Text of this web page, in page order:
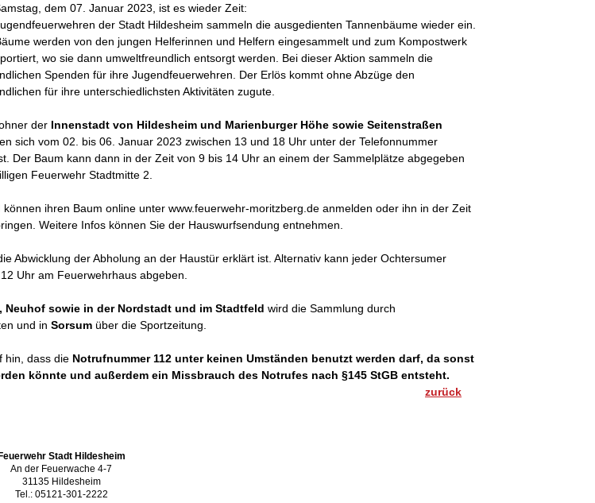
dem 07. Januar 2023, ist es wieder Zeit:
der Stadt Hildesheim sammeln die ausgedienten Tannenbäume wieder ein.
werden von den jungen Helferinnen und Helfern eingesammelt und zum Kompostwerk
wo sie dann umweltfreundlich entsorgt werden. Bei dieser Aktion sammeln die
Spenden für ihre Jugendfeuerwehren. Der Erlös kommt ohne Abzüge den
für ihre unterschiedlichsten Aktivitäten zugute.
der Innenstadt von Hildesheim und Marienburger Höhe sowie Seitenstraßen
sich vom 02. bis 06. Januar 2023 zwischen 13 und 18 Uhr unter der Telefonnummer
Der Baum kann dann in der Zeit von 9 bis 14 Uhr an einem der Sammelplätze abgegeben
Feuerwehr Stadtmitte 2.
können ihren Baum online unter www.feuerwehr-moritzberg.de anmelden oder ihn in der Zeit
Weitere Infos können Sie der Hauswurfsendung entnehmen.
Abwicklung der Abholung an der Haustür erklärt ist. Alternativ kann jeder Ochtersumer
Uhr am Feuerwehrhaus abgeben.
sowie in der Nordstadt und im Stadtfeld wird die Sammlung durch
und in Sorsum über die Sportzeitung.
hin, dass die Notrufnummer 112 unter keinen Umständen benutzt werden darf, da sonst
könnte und außerdem ein Missbrauch des Notrufes nach §145 StGB entsteht.
zurück
Stadt Hildesheim
An der Feuerwache 4-7
31135 Hildesheim
Tel.: 05121-301-2222